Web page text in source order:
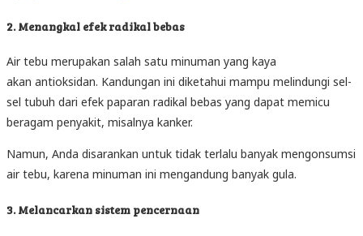
2. Menangkal efek radikal bebas
Air tebu merupakan salah satu minuman yang kaya
akan antioksidan. Kandungan ini diketahui mampu melindungi sel-
sel tubuh dari efek paparan radikal bebas yang dapat memicu
beragam penyakit, misalnya kanker.
Namun, Anda disarankan untuk tidak terlalu banyak mengonsumsi
air tebu, karena minuman ini mengandung banyak gula.
3. Melancarkan sistem pencernaan